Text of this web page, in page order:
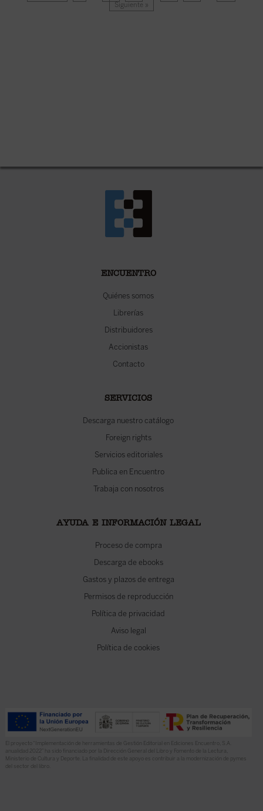
Siguiente »
ENCUENTRO
Quiénes somos
Librerías
Distribuidores
Accionistas
Contacto
SERVICIOS
Descarga nuestro catálogo
Foreign rights
Servicios editoriales
Publica en Encuentro
Trabaja con nosotros
AYUDA E INFORMACIÓN LEGAL
Proceso de compra
Descarga de ebooks
Gastos y plazos de entrega
Permisos de reproducción
Política de privacidad
Aviso legal
Política de cookies
El proyecto “Implementación de herramientas de Gestión Editorial en Ediciones Encuentro, S.A.
anualidad 2022” ha sido financiado por la Dirección General del Libro y Fomento de la Lectura,
Ministerio de Cultura y Deporte. La finalidad de este apoyo es contribuir a la modernización de pymes
del sector del libro.